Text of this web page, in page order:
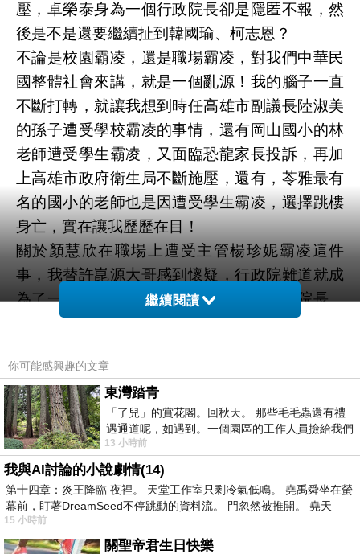
壓，卓榮泰身為一個行政院長卻是隱匿不報，然
後是不是還要繼續扯到韓國瑜、柯志恩？
不論是校園霸凌，還是職場霸凌，對我們中華民
國整體社會來講，就是一個亂源！我的腦子一直
不斷打轉，就讓我想到時任高雄市副議長陸淑美
的孫子遭受學校霸凌的事情，還有岡山國小的林
老師遭受學生霸凌，又面臨恐龍家長投訴，再加
上高雄市政府衛生局不斷施壓，還有，苓雅最有
名的國小的老師也是因遭受學生霸凌，選擇跳樓
身亡，實在讓我歷歷在目！
關於顏慧欣在職場上遭受主管楊珍妮霸凌這件
事，我替許崑源大哥感到懷疑，行政院難道就成
為了一個霸凌院嗎？卓榮泰身為一個行政院長，
嘴巴講說給他一點時間，我替許崑源大哥、陳美
個加害者主管去霸凌受害基層公務員嗎？
光是顏慧欣面臨主管的霸凌、咆哮，造成自己的
基層公務員同事無情排斥，背地裡講八卦，這是
何其嚴重的事情？如果照卓榮泰邏輯，顏慧欣和
其他受害基層公務員就活該被霸凌？這叫受害基
層公務員他們的父母情何以堪？
從之前的駐日代表謝長廷到現在的楊珍妮，受害
官員從之前的蘇啟誠處長到現在的顏慧欣，因為
繼續閱讀
你可能感興趣的文章
東灣踏青
「了兒」的賞花閣。回秋天。 那些毛毛蟲還有禮
遇通道呢，如遇到。一個園區的工作人員撿給我們
細賞。
13 小時前
我與AI討論的小說劇情(14)
第十四章：炎王降臨 夜裡。 天堂工作室只剩冷氣低鳴。 堯禹舜坐在螢
幕前，盯著DreamSeed不停跳動的資料流。 門忽然被推開。 堯天
15 小時前
關聖帝君生日快樂